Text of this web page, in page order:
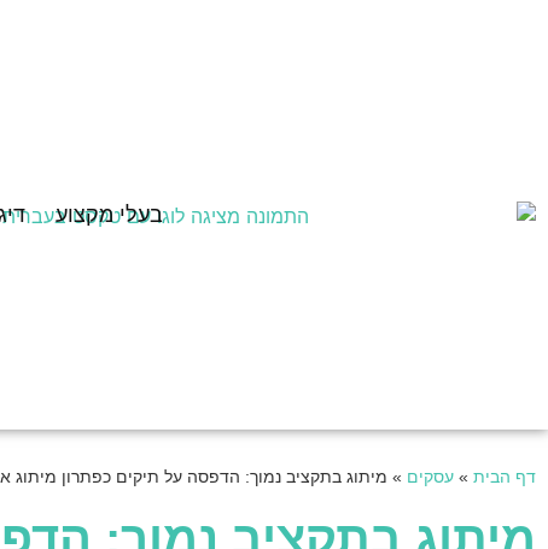
בעלי מקצוע
דף הבית » עסקים » מיתוג בתקציב נמוך: הדפסה על תיקים כפתרון מיתוג
מיתוג בתקציב נמוך: